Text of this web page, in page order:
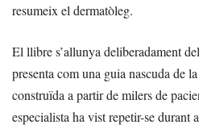
resumeix el dermatòleg.
El llibre s’allunya deliberadament
presenta com una guia nascuda de
construïda a partir de milers de
especialista ha vist repetir-se durant